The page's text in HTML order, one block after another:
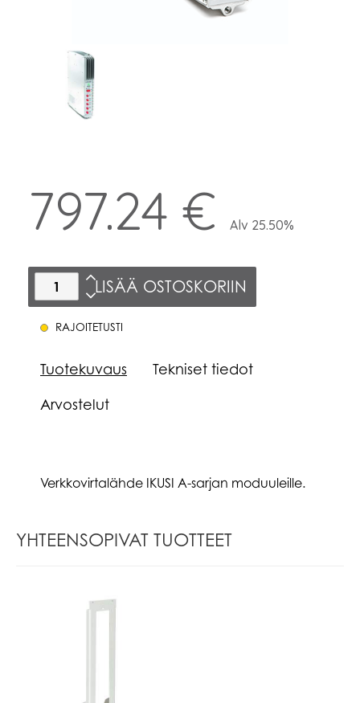
797.24 € Alv 25.50%
LISÄÄ OSTOSKORIIN
RAJOITETUSTI
Tuotekuvaus
Tekniset tiedot
Arvostelut
Verkkovirtalähde IKUSI A-sarjan moduuleille.
YHTEENSOPIVAT TUOTTEET